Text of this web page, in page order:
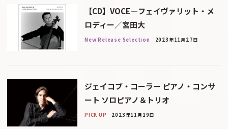
【CD】VOCE―フェイヴァリット・メ
ロディー／宮田大
New Release Selection 2023年11月27日
ジェイコブ・コーラー ピアノ・コンサ
ート ソロピアノ＆トリオ
PICK UP 2023年11月19日